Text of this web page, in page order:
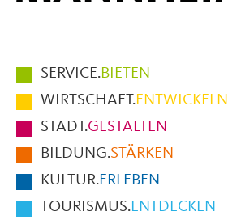
Hauptmenüpunkte
im
Fußbereich
der
Seite
SERVICE.BIETEN
WIRTSCHAFT.ENTWICKELN
STADT.GESTALTEN
BILDUNG.STÄRKEN
KULTUR.ERLEBEN
TOURISMUS.ENTDECKEN